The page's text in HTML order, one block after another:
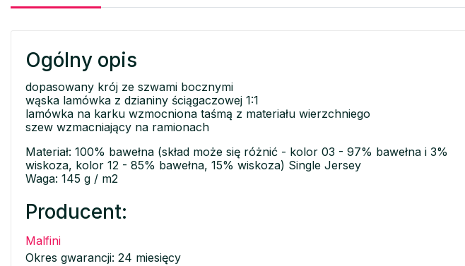
Ogólny opis
dopasowany krój ze szwami bocznymi
wąska lamówka z dzianiny ściągaczowej 1:1
lamówka na karku wzmocniona taśmą z materiału wierzchniego
szew wzmacniający na ramionach
Materiał: 100% bawełna (skład może się różnić - kolor 03 - 97% bawełna i 3%
wiskoza, kolor 12 - 85% bawełna, 15% wiskoza) Single Jersey
Waga: 145 g / m2
Producent:
Malfini
Okres gwarancji: 24 miesięcy